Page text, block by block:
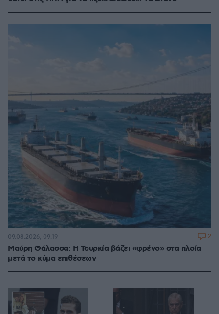
Μαύρη Θάλασσα: Η Τουρκία βάζει «φρένο» στα πλοία
μετά το κύμα επιθέσεων
09.08.2026, 09:19 2